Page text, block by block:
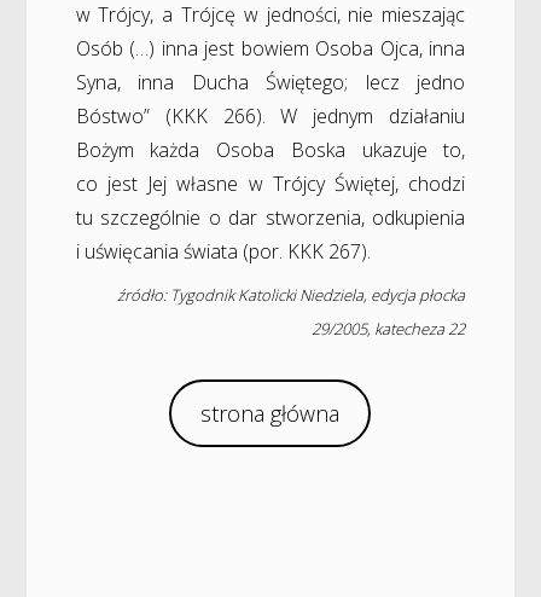
w Trójcy, a Trójcę w jedności, nie mieszając
Osób (…) inna jest bowiem Osoba Ojca, inna
Syna, inna Ducha Świętego; lecz jedno
Bóstwo” (KKK 266). W jednym działaniu
Bożym każda Osoba Boska ukazuje to,
co jest Jej własne w Trójcy Świętej, chodzi
tu szczególnie o dar stworzenia, odkupienia
i uświęcania świata (por. KKK 267).
źródło: Tygodnik Katolicki Niedziela, edycja płocka
29/2005, katecheza 22
strona główna